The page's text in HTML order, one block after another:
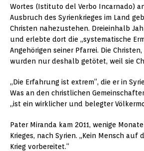
Wortes (Istituto del Verbo Incarnado)
Ausbruch des Syrienkrieges im Land
Christen nahezustehen. Dreieinhalb
und erlebte dort die „systematische
Angehörigen seiner Pfarrei. Die
wurden nur deshalb getötet, weil sie
„Die Erfahrung ist extrem“, die er in
Was an den christlichen
„ist ein wirklicher und belegter
Pater Miranda kam 2011, wenige
Krieges, nach Syrien. „Kein Mensch
Krieg vorbereitet.“